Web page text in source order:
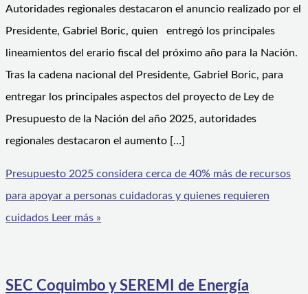
Autoridades regionales destacaron el anuncio realizado por el
Presidente, Gabriel Boric, quien entregó los principales
lineamientos del erario fiscal del próximo año para la Nación.
Tras la cadena nacional del Presidente, Gabriel Boric, para
entregar los principales aspectos del proyecto de Ley de
Presupuesto de la Nación del año 2025, autoridades
regionales destacaron el aumento […]
Presupuesto 2025 considera cerca de 40% más de recursos
para apoyar a personas cuidadoras y quienes requieren
cuidados Leer más »
SEC Coquimbo y SEREMI de Energía